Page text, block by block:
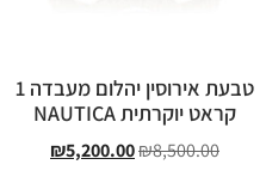
טבעת אירוסין יהלום מעבדה 1
קראט יוקרתית NAUTICA
₪8,500.00
₪5,200.00